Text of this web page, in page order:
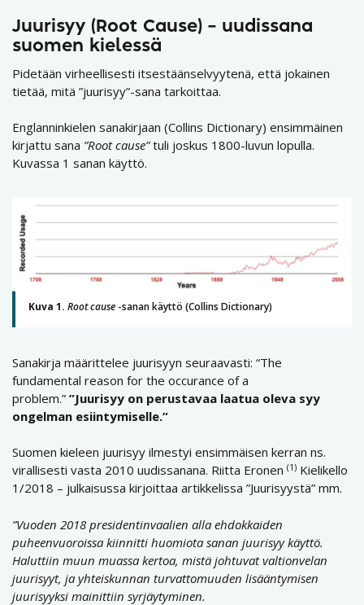
Juurisyy (Root Cause) – uudissana
suomen kielessä
Pidetään virheellisesti itsestäänselvyytenä, että jokainen
tietää, mitä ”juurisyy”-sana tarkoittaa.
Englanninkielen sanakirjaan (Collins Dictionary) ensimmäinen
kirjattu sana ”Root cause”tuli joskus 1800-luvun lopulla.
Kuvassa 1 sanan käyttö.
Kuva 1. Root cause -sanan käyttö (Collins Dictionary)
Sanakirja määrittelee juurisyyn seuraavasti: “The
fundamental reason for the occurance of a
problem.” ”Juurisyy on perustavaa laatua oleva syy
ongelman esiintymiselle.”
Suomen kieleen juurisyy ilmestyi ensimmäisen kerran ns.
virallisesti vasta 2010 uudissanana. Riitta Eronen (1) Kielikello
1/2018 – julkaisussa kirjoittaa artikkelissa ”Juurisyystä” mm.
”Vuoden 2018 presidentinvaalien alla ehdokkaiden
puheenvuoroissa kiinnitti huomiota sanan juurisyy käyttö.
Haluttiin muun muassa kertoa, mistä johtuvat valtionvelan
juurisyyt, ja yhteiskunnan turvattomuuden lisääntymisen
juurisyyksi mainittiin syrjäytyminen.